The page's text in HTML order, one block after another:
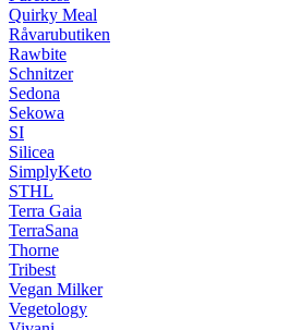
Quirky Meal
Råvarubutiken
Rawbite
Schnitzer
Sedona
Sekowa
SI
Silicea
SimplyKeto
STHL
Terra Gaia
TerraSana
Thorne
Tribest
Vegan Milker
Vegetology